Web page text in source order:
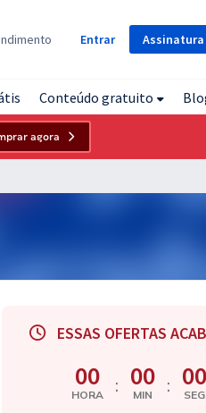
Assinatura
Entrar
Conteúdo gratuito
agora
ESSAS OFERTAS
00
HORA : 00
MIN : 00
SEG